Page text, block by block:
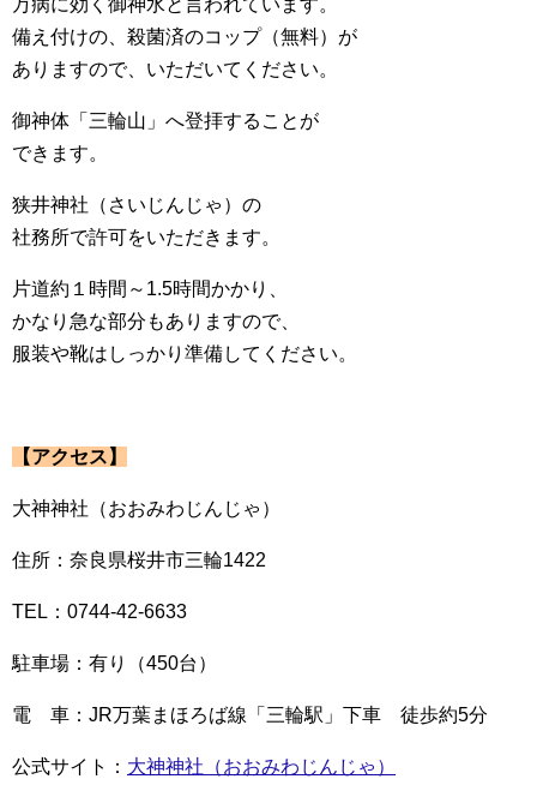
万病に効く御神水と言われています。
備え付けの、殺菌済のコップ（無料）が
ありますので、いただいてください。
御神体「三輪山」へ登拝することが
できます。
狭井神社（さいじんじゃ）の
社務所で許可をいただきます。
片道約１時間～1.5時間かかり、
かなり急な部分もありますので、
服装や靴はしっかり準備してください。
【アクセス】
大神神社（おおみわじんじゃ）
住所：奈良県桜井市三輪1422
TEL：0744-42-6633
駐車場：有り（450台）
電 車：JR万葉まほろば線「三輪駅」下車 徒歩約5分
公式サイト： 大神神社（おおみわじんじゃ）